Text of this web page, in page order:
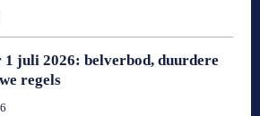
juli 2026: belverbod, duurdere
regels